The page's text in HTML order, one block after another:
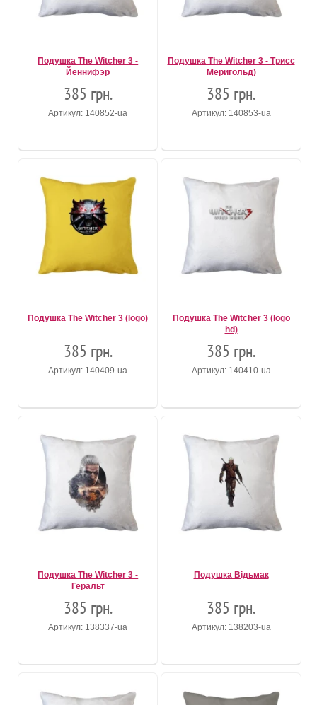
Подушка The Witcher 3 -
Йеннифэр
385 грн.
Артикул: 140852-ua
Подушка The Witcher 3 - Трисс
Меригольд)
385 грн.
Артикул: 140853-ua
Подушка The Witcher 3 (logo)
385 грн.
Артикул: 140409-ua
Подушка The Witcher 3 (logo
hd)
385 грн.
Артикул: 140410-ua
Подушка The Witcher 3 -
Геральт
385 грн.
Артикул: 138337-ua
Подушка Відьмак
385 грн.
Артикул: 138203-ua